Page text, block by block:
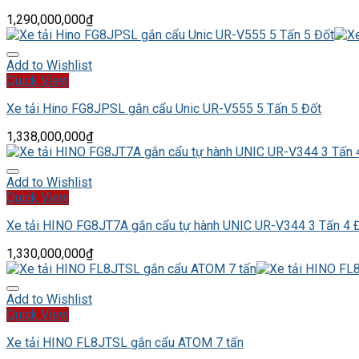
1,290,000,000₫
Add to Wishlist
Quick View
Xe tải Hino FG8JPSL gắn cẩu Unic UR-V555 5 Tấn 5 Đốt
1,338,000,000₫
Add to Wishlist
Quick View
Xe tải HINO FG8JT7A gắn cẩu tự hành UNIC UR-V344 3 Tấn 4
1,330,000,000₫
Add to Wishlist
Quick View
Xe tải HINO FL8JTSL gắn cẩu ATOM 7 tấn